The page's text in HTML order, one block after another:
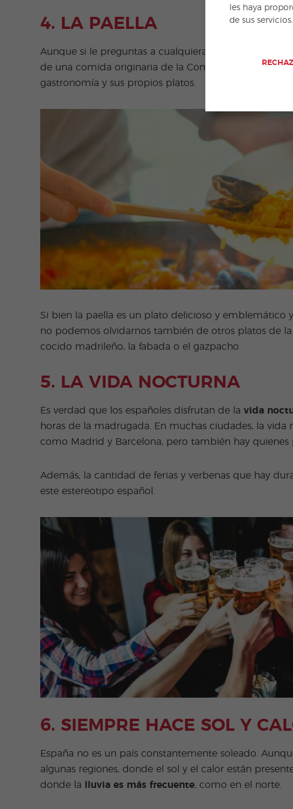
4. LA PAELLA
Aunque si le preguntas a cualquiera la paella se ha
de una comida originaria de la Comunidad
gastronomía y sus propios platos.
Si bien la paella es un plato delicioso y emblemático
no podemos olvidarnos también de otros platos de
cocido madrileño, la fabada o el gazpacho.
5. LA VIDA NOCTURNA
Es verdad que los españoles disfrutan de la vida
horas de la madrugada. En muchas ciudades, la
como Madrid y Barcelona, pero también hay quienes
Además, la cantidad de ferias y verbenas que hay
este estereotipo español.
6. SIEMPRE HACE SOL Y
España no es un país constantemente soleado.
algunas regiones, donde el sol y el calor están
donde la
lluvia es más frecuente, como en el norte.
les haya
de sus